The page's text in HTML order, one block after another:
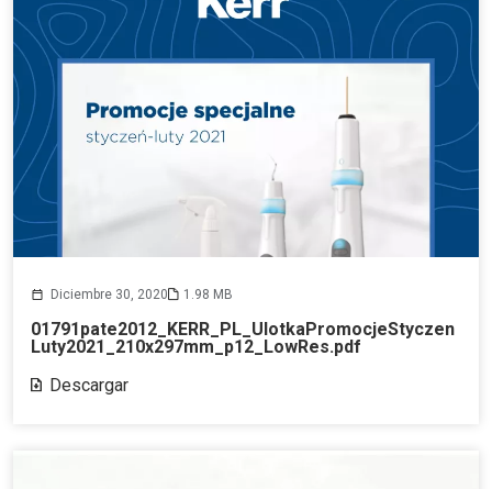
Diciembre 30, 2020 1.98 MB
01791pate2012_KERR_PL_UlotkaPromocjeStyczen
Luty2021_210x297mm_p12_LowRes.pdf
Descargar